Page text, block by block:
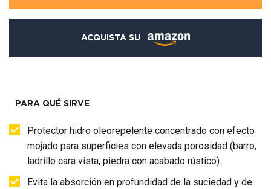
ACQUISTA SU
PARA QUÉ SIRVE
Protector hidro oleorepelente concentrado con efecto
mojado para superficies con elevada porosidad (barro,
ladrillo cara vista, piedra con acabado rústico).
Evita la absorción en profundidad de la suciedad y de